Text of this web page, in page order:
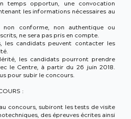
temps opportun, une convocation
les informations nécessaires au
non conforme, non authentique ou
ne sera pas pris en compte.
les candidats peuvent contacter les
les candidats pourront prendre
le Centre, à partir du 26 juin 2018.
pour subir le concours.
:
concours, subiront les tests de visite
des épreuves écrites ainsi